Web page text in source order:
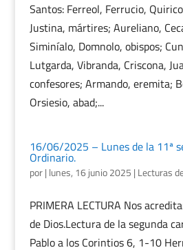
Santos: Ferreol, Ferrucio,
Justina, mártires; Aureliano,
Siminíalo, Domnolo, obispos;
Lutgarda, Vibranda, Criscona,
confesores; Armando, eremita;
Orsiesio, abad;...
16/06/2025 – Lunes de la 11ª
Ordinario.
por| lunes, 16 junio 2025 | Lecturas
PRIMERA LECTURA Nos
de Dios.Lectura de la segunda
Pablo a los Corintios 6, 1-10